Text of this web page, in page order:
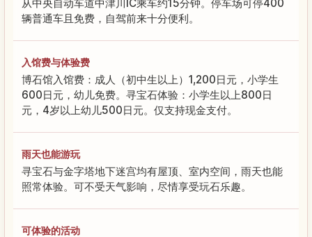
从中央自动车道中津川IC乘车约15分钟。停车场可停400
辆普通车且免费，自驾前来十分便利。
入馆费与体验费
博石馆入馆费：成人（初中生以上）1,200日元，小学生
600日元，幼儿免费。寻宝石体验：小学生以上800日
元，4岁以上幼儿500日元。仅支持现金支付。
雨天也能游玩
寻宝石与金字塔地下迷宫均有屋顶、室内空间，雨天也能
照常体验。可不受天气影响，尽情享受玩石乐趣。
可体验的活动